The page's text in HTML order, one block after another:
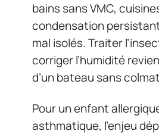
bains sans VMC,
condensation
mal isolés. Traiter
corriger l’humidité
d’un bateau sans
Pour un enfant
asthmatique, l’enjeu